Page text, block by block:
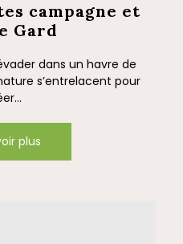
campagne et
Gard
dans un havre de
s’entrelacent pour
plus